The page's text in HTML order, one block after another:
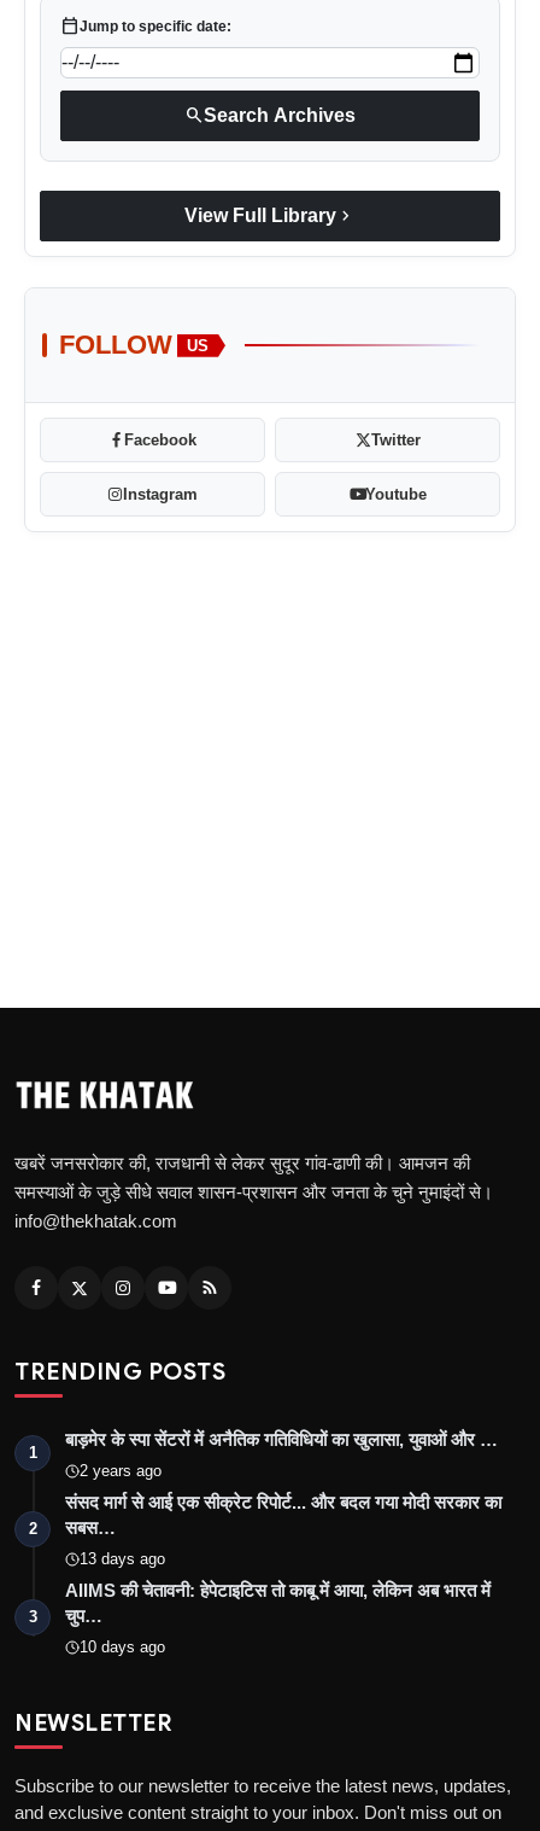
calendar_todayJump to specific date:
searchSearch Archives
View Full Library chevron_right
FOLLOW US
Facebook Twitter
Instagram Youtube
खबरें जनसरोकार की, राजधानी से लेकर सुदूर गांव-ढाणी की। आमजन की
समस्याओं के जुड़े सीधे सवाल शासन-प्रशासन और जनता के चुने नुमाइंदों से।
info@thekhatak.com
TRENDING POSTS
1
बाड़मेर के स्पा सेंटरों में अनैतिक गतिविधियों का खुलासा, युवाओं और …
2 years ago
2
संसद मार्ग से आई एक सीक्रेट रिपोर्ट... और बदल गया मोदी सरकार का
सबस…
13 days ago
3
AIIMS की चेतावनी: हेपेटाइटिस तो काबू में आया, लेकिन अब भारत में
चुप…
10 days ago
NEWSLETTER
Subscribe to our newsletter to receive the latest news, updates,
and exclusive content straight to your inbox. Don't miss out on